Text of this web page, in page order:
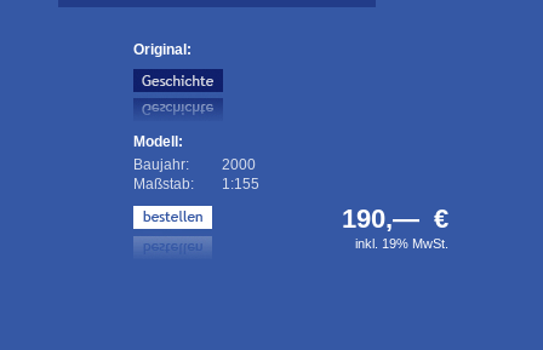
Original:
Modell:
Baujahr:
2000
Maßstab:
1:155
190,— €
inkl. 19% MwSt.